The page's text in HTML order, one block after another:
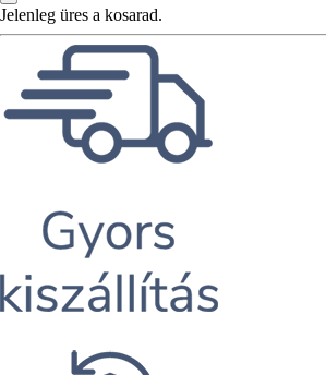
Jelenleg üres a kosarad.